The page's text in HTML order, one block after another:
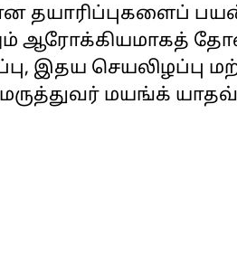
தயாரிப்புகளைப்
ஆரோக்கியமாகத்
இதய செயலிழப்பு
மயங்க் யாதவ்